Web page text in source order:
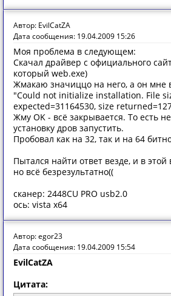
Автор: EvilCatZA
Дата сообщения: 19.04.2009 15:26
Моя проблема в следующем:
Скачал драйвер с официального
который web.exe)
Жмакаю значиццо на него, а он мне
"Could not initialize installation. File
expected=31164530, size
Жму OK - всё закрывается. То есть
установку дров запустить.
Пробовал как на 32, так и на 64
Пытался найти ответ везде, и в этой
но всё безрезультатно((
сканер: 2448CU PRO usb2.0
ось: vista x64
Автор: egor23
Дата сообщения: 19.04.2009 15:54
EvilCatZA
Цитата: